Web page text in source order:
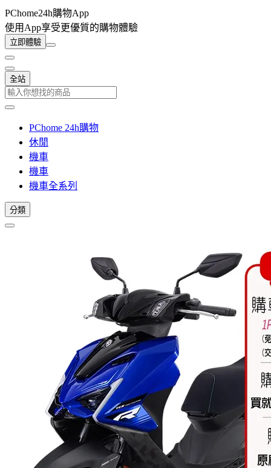
PChome24h購物App
使用App享受更優質的購物體驗
立即體驗
全站
PChome 24h購物
休閒
機車
機車
機車全系列
分類